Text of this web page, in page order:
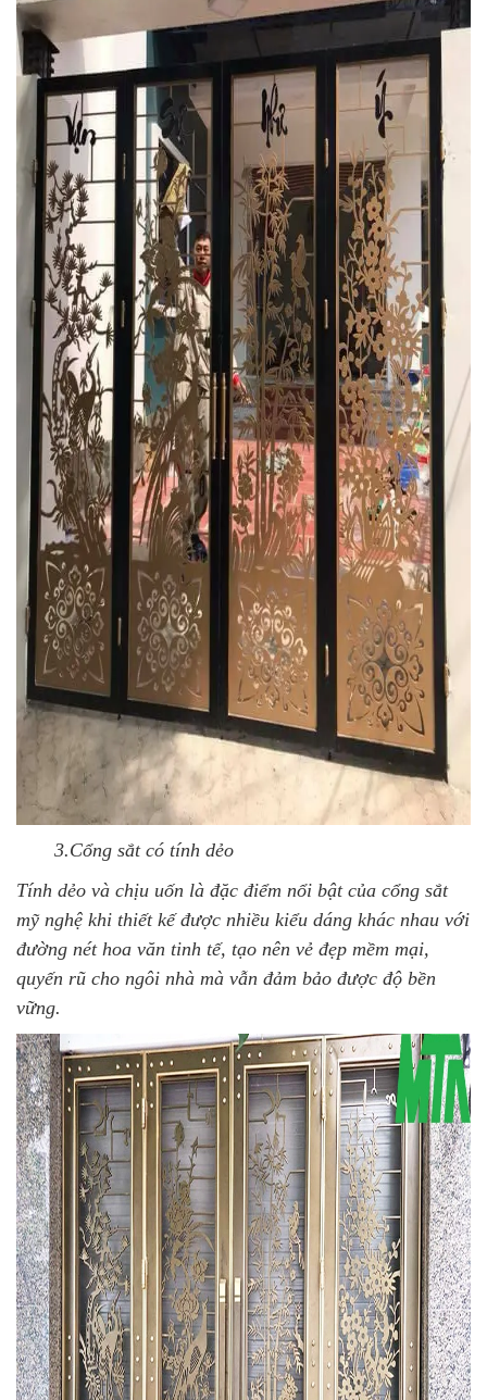
3.Cổng sắt có tính dẻo
Tính dẻo và chịu uốn là đặc điểm nổi bật của cổng sắt
mỹ nghệ khi thiết kế được nhiều kiểu dáng khác nhau với
đường nét hoa văn tinh tế, tạo nên vẻ đẹp mềm mại,
quyến rũ cho ngôi nhà mà vẫn đảm bảo được độ bền
vững.